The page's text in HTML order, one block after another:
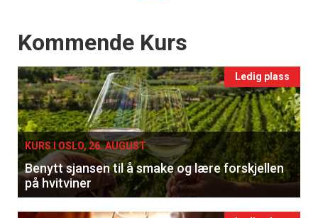
Events
Kommende Kurs
Ledig plass
KURS I OSLO, 26. AUGUST
Benytt sjansen til å smake og lære forskjellen
på hvitviner